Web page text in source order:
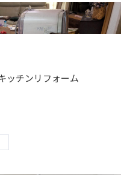
ッチンリフォーム